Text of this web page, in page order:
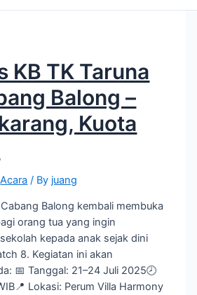
KB TK Taruna
Balong –
Kuota
Acara / By juang
Balong kembali membuka
orang tua yang ingin
kepada anak sejak dini
8. Kegiatan ini akan
📅 Tanggal: 21–24 Juli 2025🕗
Lokasi: Perum Villa Harmony